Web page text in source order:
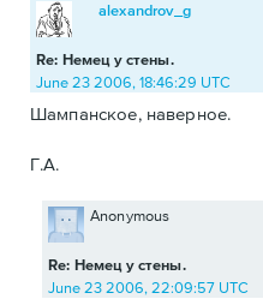
Re: Немец у стены.
alexandrov_g
June 23 2006, 18:46:29 UTC
Шампанское, наверное.
Г.А.
Re: Немец у стены.
Anonymous
June 23 2006, 22:09:57 UTC